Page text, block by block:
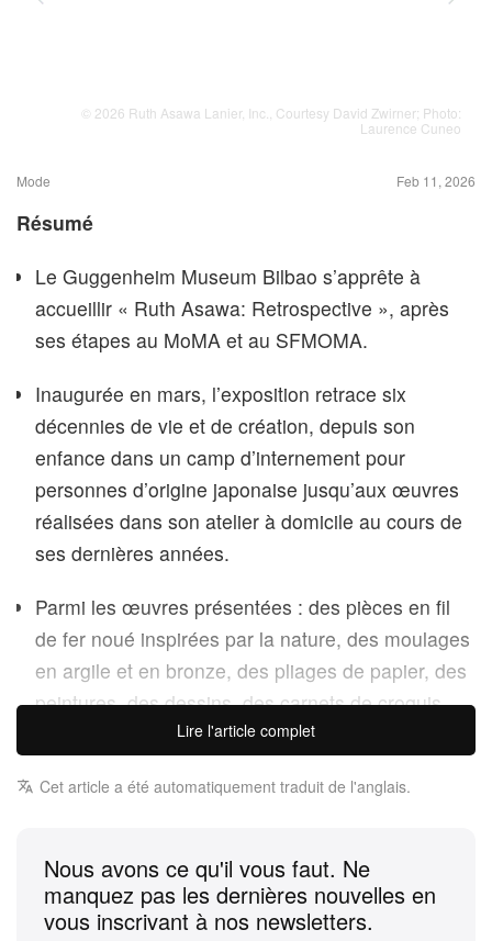
© 2026 Ruth Asawa Lanier, Inc., Courtesy David Zwirner; Photo:
Laurence Cuneo
Mode Feb 11, 2026
Résumé
Le Guggenheim Museum Bilbao s’apprête à
accueillir « Ruth Asawa: Retrospective », après
ses étapes au MoMA et au SFMOMA.
Inaugurée en mars, l’exposition retrace six
décennies de vie et de création, depuis son
enfance dans un camp d’internement pour
personnes d’origine japonaise jusqu’aux œuvres
réalisées dans son atelier à domicile au cours de
ses dernières années.
Parmi les œuvres présentées : des pièces en fil
de fer noué inspirées par la nature, des moulages
en argile et en bronze, des pliages de papier, des
peintures, des dessins, des carnets de croquis,
des lithographies, ainsi qu’une profusion de ses
une personne ordinaire qui peut prendre des choses
ordinaires et les rendre extraordinaires. » Figure
Lire l'article complet
Cet article a été automatiquement traduit de l'anglais.
Nous avons ce qu'il vous faut. Ne
manquez pas les dernières nouvelles en
vous inscrivant à nos newsletters.